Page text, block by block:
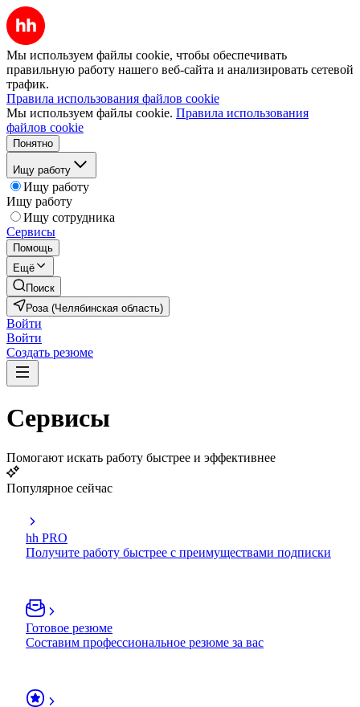
Мы используем файлы cookie, чтобы обеспечивать
правильную работу нашего веб-сайта и анализировать сетевой
трафик.
Правила использования файлов cookie
Мы используем файлы cookie. Правила использования
файлов cookie
Понятно
Ищу работу
Ищу работу
Ищу работу
Ищу сотрудника
Сервисы
Помощь
Ещё
Поиск
Роза (Челябинская область)
Войти
Войти
Создать резюме
Сервисы
Помогают искать работу быстрее и эффективнее
Популярное сейчас
hh PRO
Получите работу быстрее с преимуществами подписки
Готовое резюме
Составим профессиональное резюме за вас